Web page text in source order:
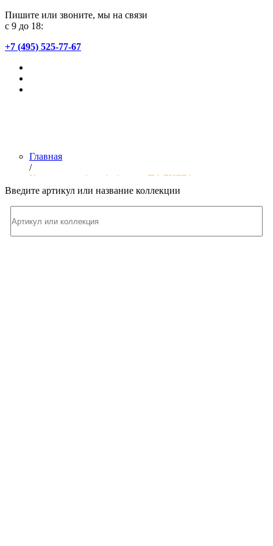
Пишите или звоните, мы на связи
с 9 до 18:
+7 (495) 525-77-67
Главная
/
Коллекции обоев фабрики «ПАЛИТРА»
Введите артикул или название коллекции